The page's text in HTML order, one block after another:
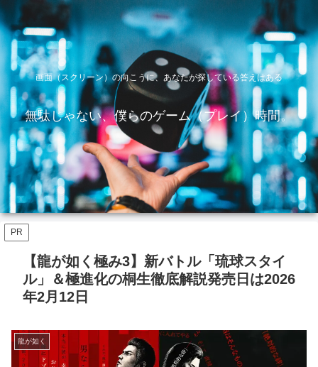
画面（スクリーン）の向こうに、あなたが探している答えはある
無駄じゃない、僕らのゲーム（プレイ）時間。
PR
【龍が如く極み3】新バトル「琉球スタイ
ル」＆極進化の桐生徹底解説発売日は2026
年2月12日
龍が如く